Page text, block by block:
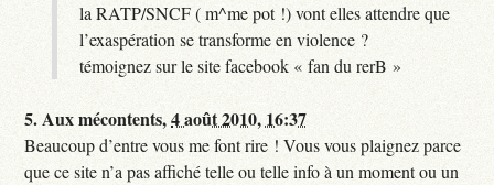
la RATP/SNCF ( m^me pot !) vont elles attendre que
l’exaspération se transforme en violence ?
témoignez sur le site facebook « fan du rerB »
5.Aux mécontents,4 août 2010, 16:37
Beaucoup d’entre vous me font rire ! Vous vous plaignez parce
que ce site n’a pas affiché telle ou telle info à un moment ou un